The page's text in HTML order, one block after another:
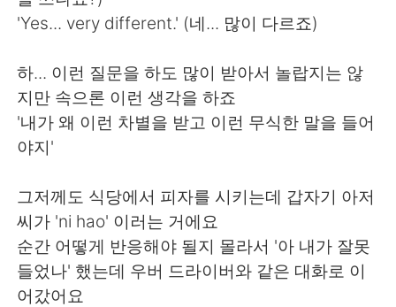
'Yes... very different.' (네... 많이 다르죠)
하... 이런 질문을 하도 많이 받아서 놀랍지는 않
지만 속으론 이런 생각을 하죠
'내가 왜 이런 차별을 받고 이런 무식한 말을 들어
야지'
그저께도 식당에서 피자를 시키는데 갑자기 아저
씨가 'ni hao' 이러는 거에요
순간 어떻게 반응해야 될지 몰라서 '아 내가 잘못
들었나' 했는데 우버 드라이버와 같은 대화로 이
어갔어요